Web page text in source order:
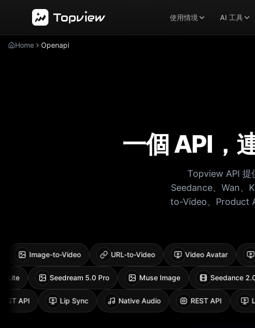
使用情境 AI 工具
Home Openapi
一個 API，
Topview API 提
Seedance、Wan、
to-Video、Product
Image-to-Video URL-to-Video Video Avatar
Banana 2 Lite Seedream 5.0 Pro Muse Image
API Lip Sync Native Audio REST API